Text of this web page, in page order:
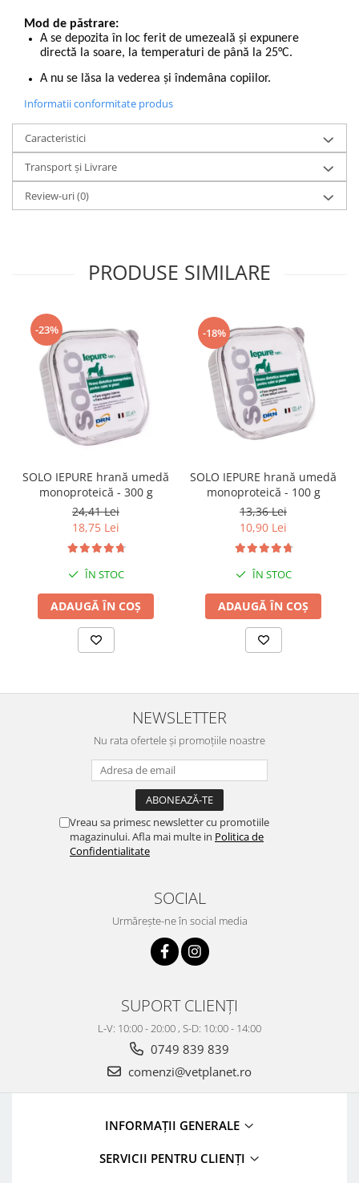
Mod de păstrare:
A se depozita în loc ferit de umezeală și expunere
directă la soare, la temperaturi de până la 25°C.
A nu se lăsa la vederea și îndemâna copiilor.
Informatii conformitate produs
Caracteristici
Transport și Livrare
Review-uri(0)
PRODUSE SIMILARE
-23%
SOLO IEPURE hrană umedă
monoproteică - 300 g
24,41 Lei
18,75 Lei
ÎN STOC
ADAUGĂ ÎN COȘ
-18%
SOLO IEPURE hrană umedă
monoproteică - 100 g
13,36 Lei
10,90 Lei
ÎN STOC
ADAUGĂ ÎN COȘ
NEWSLETTER
Nu rata ofertele și promoțiile noastre
Vreau sa primesc newsletter cu promotiile
magazinului. Afla mai multe in Politica de
Confidentialitate
SOCIAL
Urmărește-ne în social media
SUPORT CLIENȚI
L-V: 10:00 - 20:00 , S-D: 10:00 - 14:00
0749 839 839
comenzi@vetplanet.ro
INFORMAȚII GENERALE
SERVICII PENTRU CLIENȚI